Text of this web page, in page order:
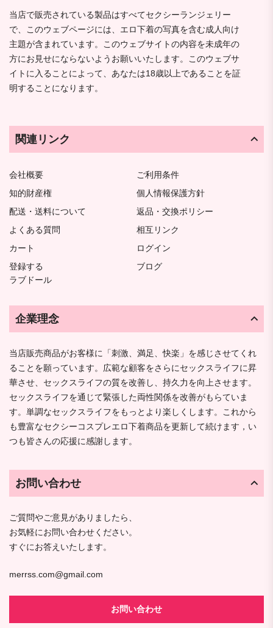
当店で販売されている製品はすべてセクシーランジェリー
で、このウェブページには、エロ下着の写真を含む成人向け
主題が含まれています。このウェブサイトの内容を未成年の
方にお見せにならないようお願いいたします。このウェブサ
イトに入ることによって、あなたは18歳以上であることを証
明することになります。
関連リンク
会社概要
ご利用条件
知的財産権
個人情報保護方針
配送・送料について
返品・交換ポリシー
よくある質問
相互リンク
カート
ログイン
登録する
ブログ
ラブドール
企業理念
当店販売商品がお客様に「刺激、満足、快楽」を感じさせてくれ
ることを願っています。広範な顧客をさらにセックスライフに昇
華させ、セックスライフの質を改善し、持久力を向上させます。
セックスライフを通じて緊張した両性関係を改善がもらていま
す。単調なセックスライフをもっとより楽しくします。これから
も豊富なセクシーコスプレエロ下着商品を更新して続けます，い
つも皆さんの応援に感謝します。
お問い合わせ
ご質問やご意見がありましたら、
お気軽にお問い合わせください。
すぐにお答えいたします。
merrss.com@gmail.com
お問い合わせ